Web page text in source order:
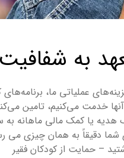
به شفافیت
عملیاتی ما، برنامه‌های
خدمت می‌کنیم، تامین
یا کمک مالی ماهانه به
شما دقیقاً به همان چیزی می
– حمایت از کودکان فقیر